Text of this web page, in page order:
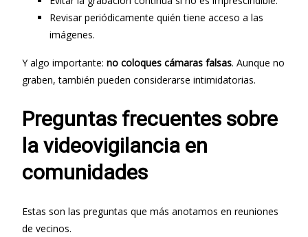
Revisar periódicamente quién tiene acceso a las
imágenes.
Y algo importante: no coloques cámaras falsas. Aunque no
graben, también pueden considerarse intimidatorias.
Preguntas frecuentes sobre
la videovigilancia en
comunidades
Estas son las preguntas que más anotamos en reuniones
de vecinos.